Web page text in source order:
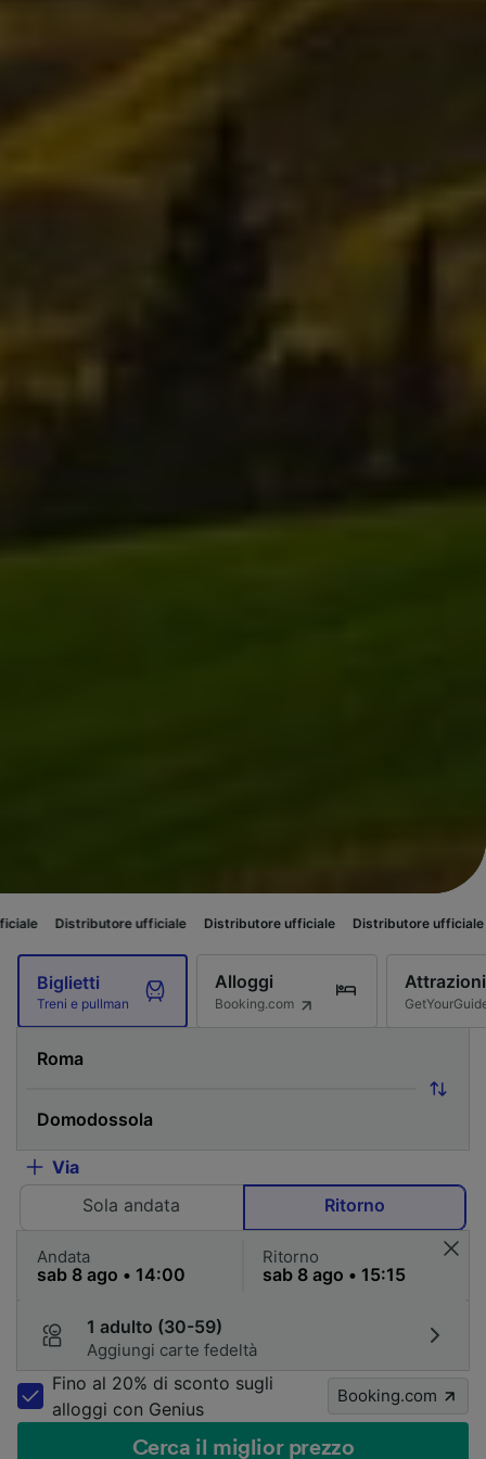
ufficiale Distributore ufficiale Distributore ufficiale
Biglietti
Treni e pullman
Alloggi
Booking.com
Attrazioni
Via
Sola andata
Ritorno
Andata Ritorno
1 adulto (30-59)
Aggiungi carte fedeltà
Fino al 20% di sconto sugli
alloggi con Genius
Booking.com
Cerca il miglior prezzo